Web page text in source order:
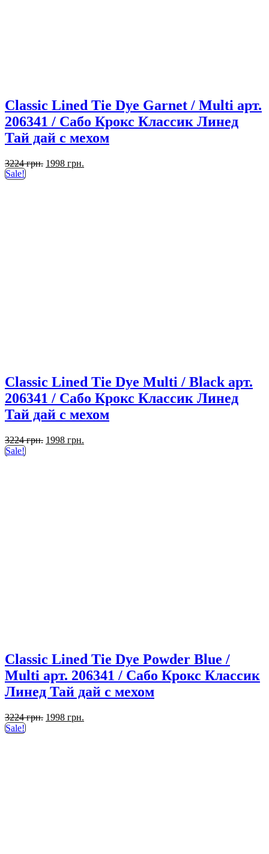
Classic Lined Tie Dye Garnet / Multi арт.
206341 / Сабо Крокс Классик Линед
Тай дай с мехом
3224грн. Первоначальная
1998 грн.
Sale!
Classic Lined Tie Dye Multi / Black арт.
206341 / Сабо Крокс Классик Линед
Тай дай с мехом
3224грн. Первоначальная
1998 грн.
Sale!
Classic Lined Tie Dye Powder Blue /
Multi арт. 206341 / Сабо Крокс Классик
Линед Тай дай с мехом
3224грн. Первоначальная
1998 грн.
Sale!